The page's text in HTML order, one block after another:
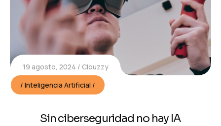
19 agosto, 2024
Clouzzy
Inteligencia Artificial
Sin ciberseguridad no hay IA